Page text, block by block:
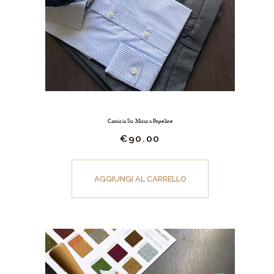
del
prodotto
Camicia Su Misura Popeline
€90. 00
AGGIUNGI AL CARRELLO